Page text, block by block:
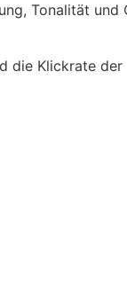
Tonalität
die Klickrate